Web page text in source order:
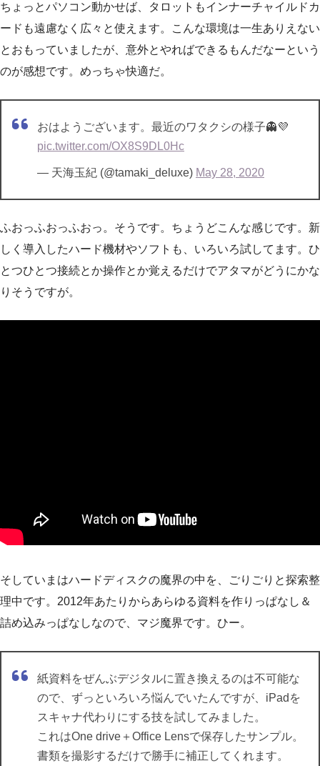
ちょっとパソコン動かせば、タロットもインナーチャイルドカ
ードも遠慮なく広々と使えます。こんな環境は一生ありえない
とおもっていましたが、意外とやればできるもんだなーという
のが感想です。めっちゃ快適だ。
おはようございます。最近のワタクシの様子👻💜
pic.twitter.com/OX8S9DL0Hc
— 天海玉紀 (@tamaki_deluxe) May 28, 2020
ふおっふおっふおっ。そうです。ちょうどこんな感じです。新
しく導入したハード機材やソフトも、いろいろ試してます。ひ
とつひとつ接続とか操作とか覚えるだけでアタマがどうにかな
りそうですが。
そしていまはハードディスクの魔界の中を、ごりごりと探索整
理中です。2012年あたりからあらゆる資料を作りっぱなし＆
詰め込みっぱなしなので、マジ魔界です。ひー。
紙資料をぜんぶデジタルに置き換えるのは不可能な
ので、ずっといろいろ悩んでいたんですが、iPadを
スキャナ代わりにする技を試してみました。
これはOne drive＋Office Lensで保存したサンプル。
書類を撮影するだけで勝手に補正してくれます。